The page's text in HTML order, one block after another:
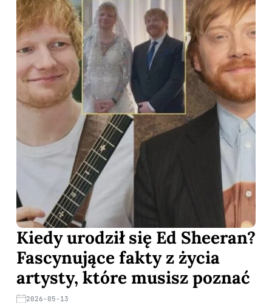
Kiedy urodził się Ed Sheeran?
Fascynujące fakty z życia
artysty, które musisz poznać
2026-05-13